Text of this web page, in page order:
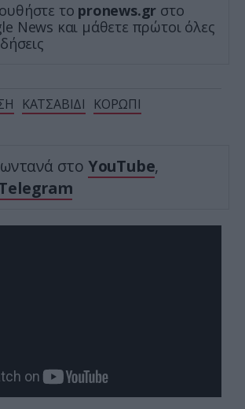
το pronews.gr στο
News και μάθετε πρώτοι όλες
ΚΑΤΣΑΒΙΔΙ ΚΟΡΩΠΙ
στο YouTube,